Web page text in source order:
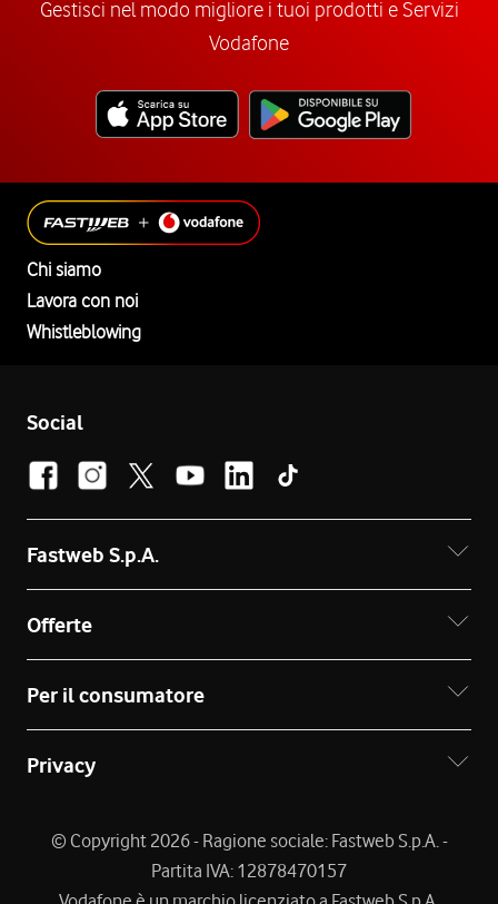
Gestisci nel modo migliore i tuoi prodotti e Servizi
Vodafone
Chi siamo
Lavora con noi
Whistleblowing
Social
Fastweb S.p.A.
Offerte
Per il consumatore
Privacy
© Copyright 2026 - Ragione sociale: Fastweb S.p.A. -
Partita IVA: 12878470157